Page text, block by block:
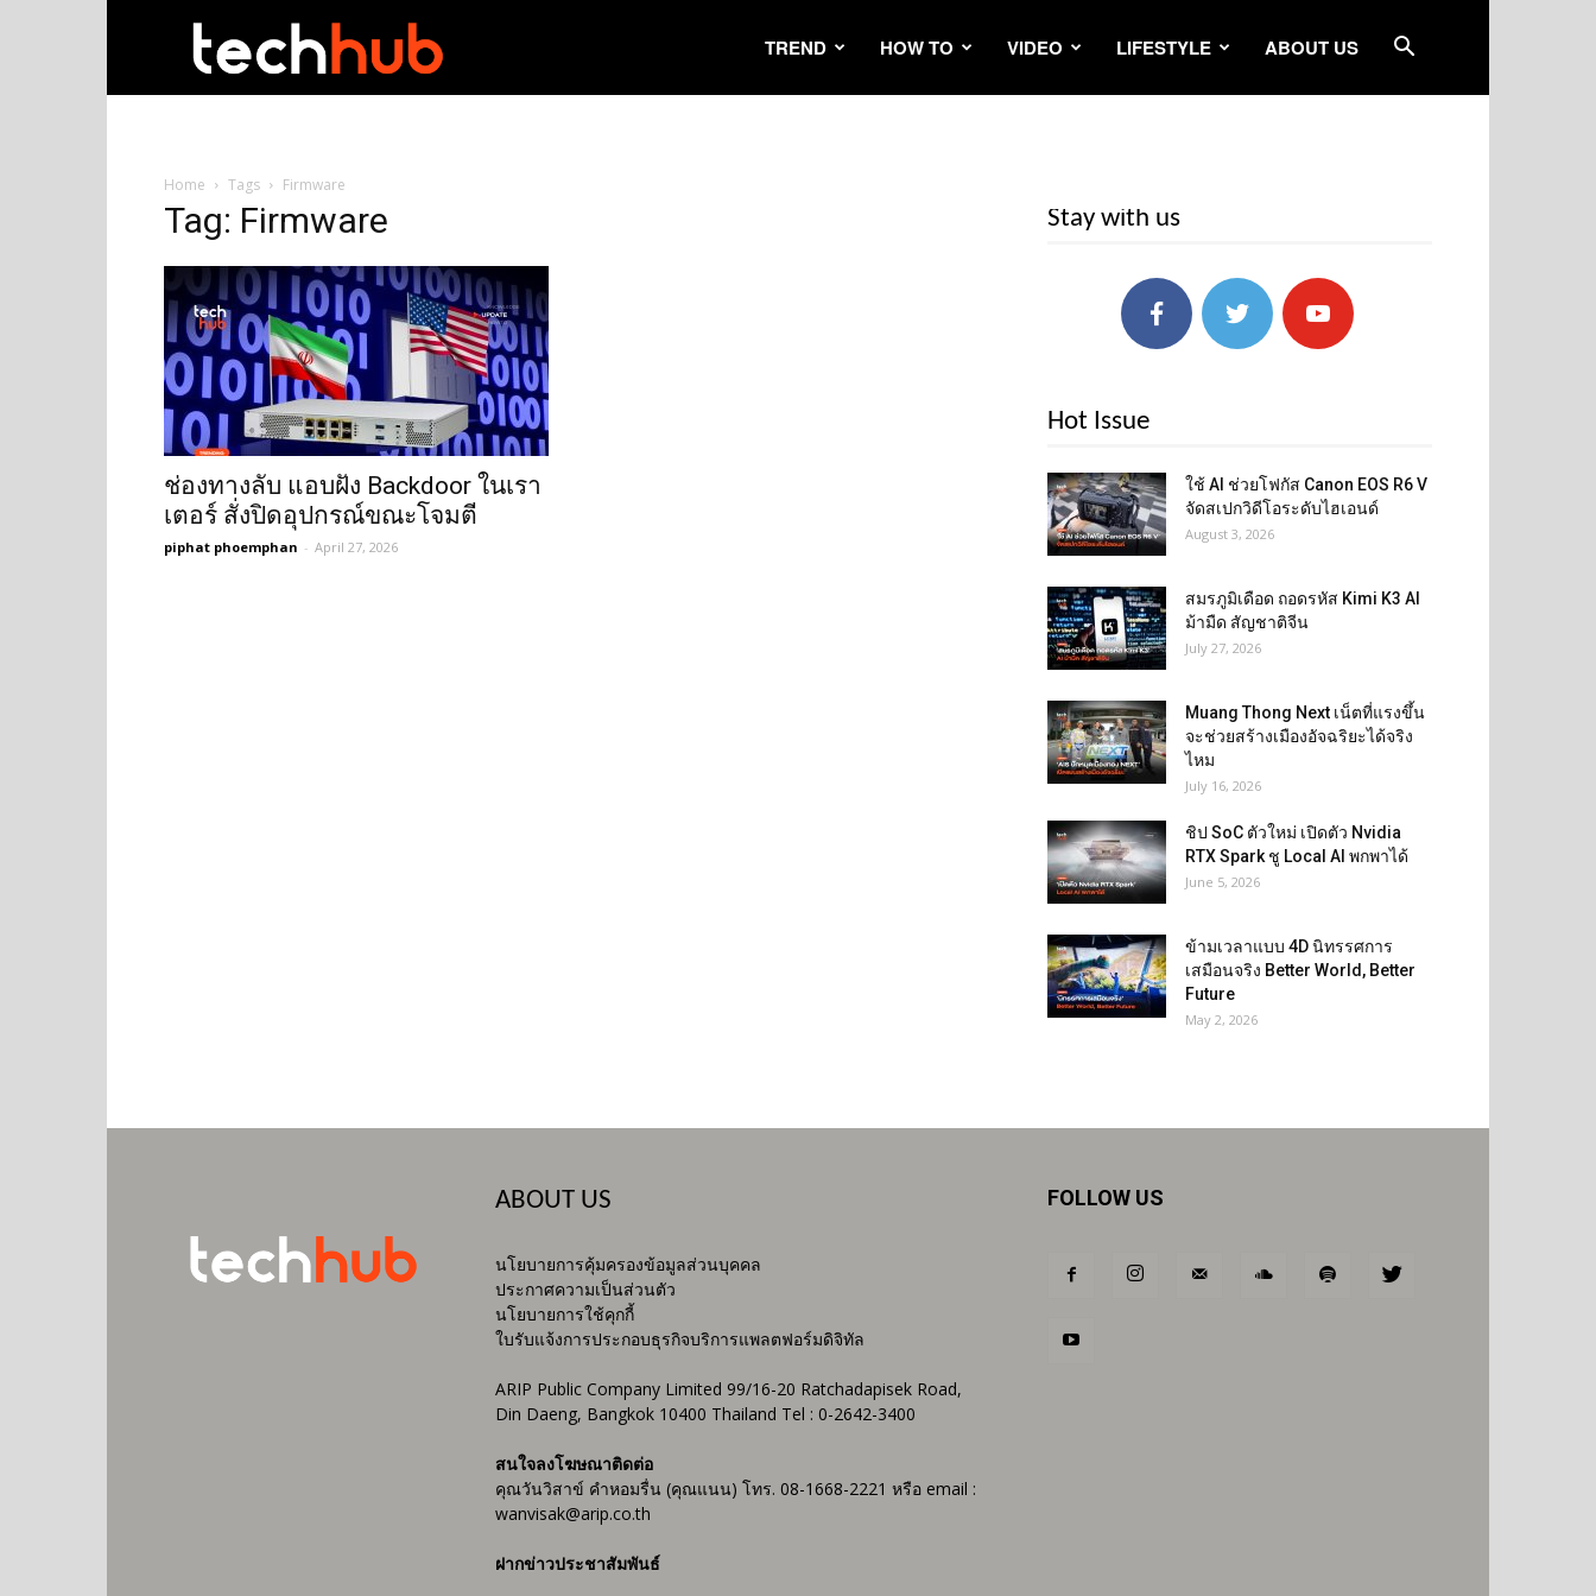
TREND HOW TO VIDEO LIFESTYLE ABOUT US
Home Tags Firmware
Tag: Firmware
ช่องทางลับ แอบฝัง Backdoor ในเรา
เตอร์ สั่งปิดอุปกรณ์ขณะโจมตี
piphat phoemphan - April 27, 2026
Stay with us
Hot Issue
ใช้ AI ช่วยโฟกัส Canon EOS R6 V
จัดสเปกวิดีโอระดับไฮเอนด์
August 3, 2026
สมรภูมิเดือด ถอดรหัส Kimi K3 AI
ม้ามืด สัญชาติจีน
July 27, 2026
Muang Thong Next เน็ตที่แรงขึ้น
จะช่วยสร้างเมืองอัจฉริยะได้จริง
ไหม
July 16, 2026
ชิป SoC ตัวใหม่ เปิดตัว Nvidia
RTX Spark ชู Local AI พกพาได้
June 5, 2026
ข้ามเวลาแบบ 4D นิทรรศการ
เสมือนจริง Better World, Better
Future
May 2, 2026
ABOUT US
นโยบายการคุ้มครองข้อมูลส่วนบุคคล
ประกาศความเป็นส่วนตัว
นโยบายการใช้คุกกี้
ใบรับแจ้งการประกอบธุรกิจบริการแพลตฟอร์มดิจิทัล
ARIP Public Company Limited 99/16-20 Ratchadapisek Road,
Din Daeng, Bangkok 10400 Thailand Tel : 0-2642-3400
สนใจลงโฆษณาติดต่อ
คุณวันวิสาข์ คำหอมรื่น (คุณแนน) โทร. 08-1668-2221 หรือ email :
wanvisak@arip.co.th
ฝากข่าวประชาสัมพันธ์
FOLLOW US